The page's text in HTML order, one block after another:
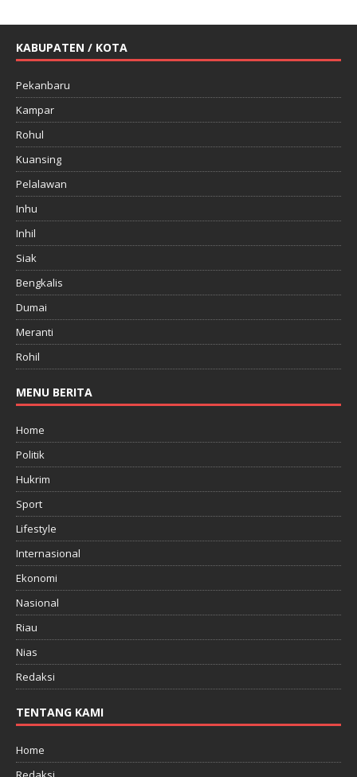
KABUPATEN / KOTA
Pekanbaru
Kampar
Rohul
Kuansing
Pelalawan
Inhu
Inhil
Siak
Bengkalis
Dumai
Meranti
Rohil
MENU BERITA
Home
Politik
Hukrim
Sport
Lifestyle
Internasional
Ekonomi
Nasional
Riau
Nias
Redaksi
TENTANG KAMI
Home